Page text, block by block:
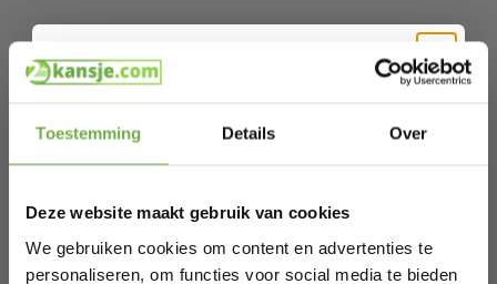
Toestemming Details Over
Deze website maakt gebruik van cookies
We gebruiken cookies om content en advertenties te
personaliseren, om functies voor social media te bieden
Specificaties
Artikelnummer
EAN
4250525310498
SKU
Gerelateerde producten
Schrijf je in en ontvang
Bij 2dekansje.com profiteer je van
kortingen tot wel 70%.